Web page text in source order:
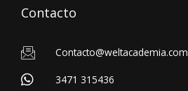
Contacto
Contacto@weltacademia.com
3471 315436